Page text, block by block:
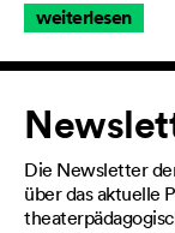
weiterlesen
Die Newsletter
über das aktuelle